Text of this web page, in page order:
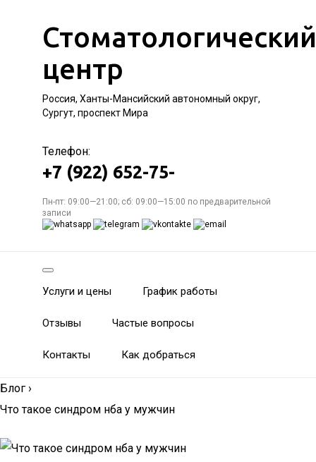
Стоматологический
центр
Россия, Ханты-Мансийский автономный округ,
Сургут, проспект Мира
Телефон:
+7 (922) 652-75-
Пн-пт: 09:00—21:00; сб: 09:00—15:00 по предварительной
записи
Услуги и цены График работы
Отзывы Частые вопросы
Контакты Как добраться
Блог ›
Что такое синдром нба у мужчин